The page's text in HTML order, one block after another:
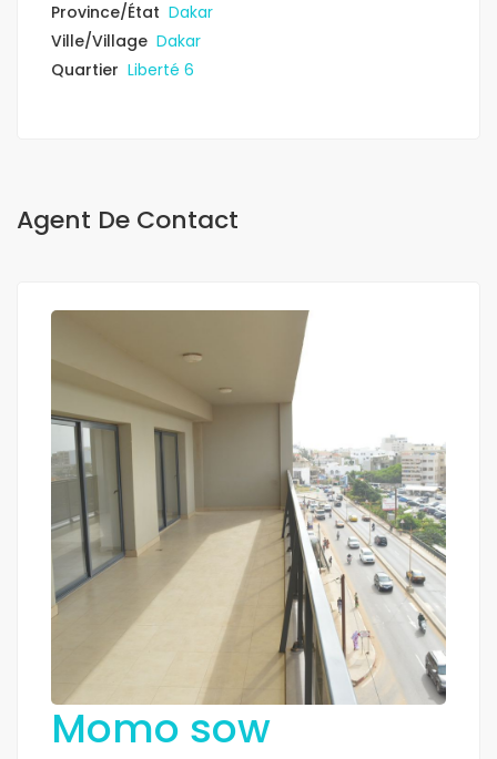
Province/État Dakar
Ville/Village Dakar
Quartier Liberté 6
Agent De Contact
Momo sow